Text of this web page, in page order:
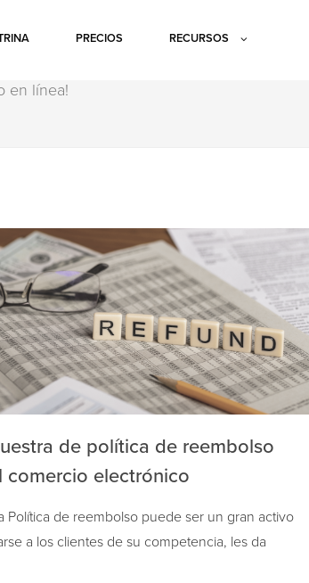
PRECIOS RECURSOS
en línea!
de política de reembolso
comercio electrónico
Política de reembolso puede ser un gran activo
a los clientes de su competencia, les da